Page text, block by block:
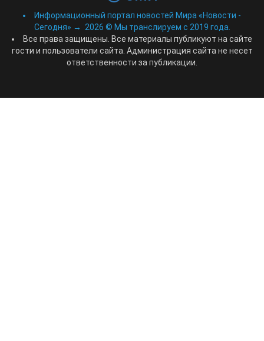
Информационный портал новостей Мира «Новости -
Сегодня» → 2026 © Мы транслируем с 2019 года.
Все права защищены. Все материалы публикуют на сайте
гости и пользователи сайта. Администрация сайта не несет
ответственности за публикации.